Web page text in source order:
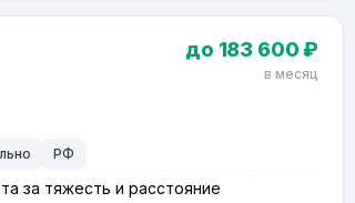
до 183 600 ₽
в месяц
РФ
за тяжесть и расстояние